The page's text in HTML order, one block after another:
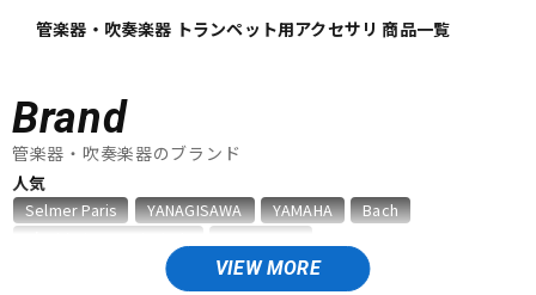
エレキギター
ベース ウクレレ
パーカッション
管楽器・吹奏楽器 トランペット用アクセサリ 商品一覧
Brand
管楽器・吹奏楽器のブランド
VIEW MORE
人気
Selmer Paris YANAGISAWA YAMAHA
Bach